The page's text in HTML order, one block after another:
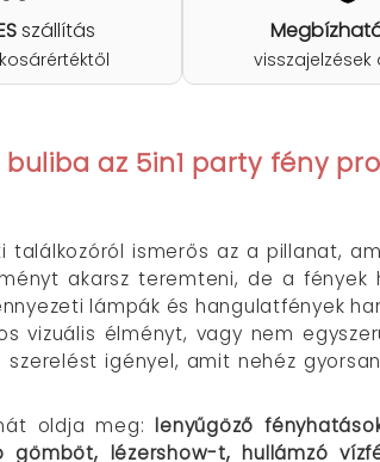
szállítás
visszajelzések
az 5in1 party fény
ismerős az a pillanat,
akarsz teremteni, de a fények
lámpák és hangulatfények
vizuális élményt, vagy nem
igényel, amit nehéz
oldja meg: lenyűgöző
gömböt, lézershow-t, hullámzó